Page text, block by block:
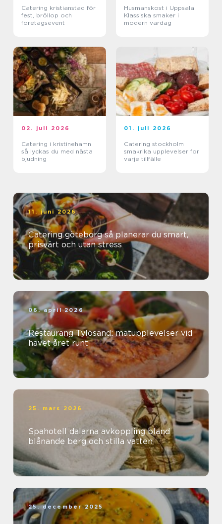
Catering kristianstad för
fest, bröllop och
företagsevent
Husmanskost i Uppsala:
Klassiska smaker i
modern vardag
02. juli 2026
Catering i kristinehamn
så lyckas du med nästa
bjudning
01. juli 2026
Catering stockholm
smakrika upplevelser för
varje tillfälle
11. juni 2026
Catering göteborg så planerar du smart,
prisvärt och utan stress
06. april 2026
Restaurang Tylösand: matupplevelser vid
havet året runt
25. mars 2026
Spahotell dalarna avkoppling bland
blånande berg och stilla vatten
25. december 2025